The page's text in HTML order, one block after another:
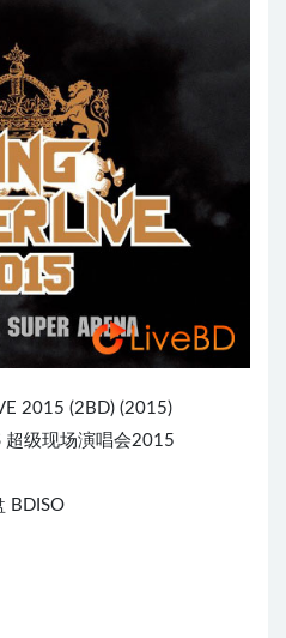
2015 (2BD) (2015)
超级现场演唱会2015
BDISO